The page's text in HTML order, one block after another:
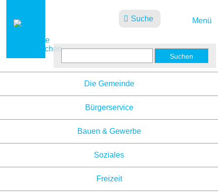
Menü
Suche
Die Gemeinde
Bürgerservice
Bauen & Gewerbe
Soziales
Freizeit